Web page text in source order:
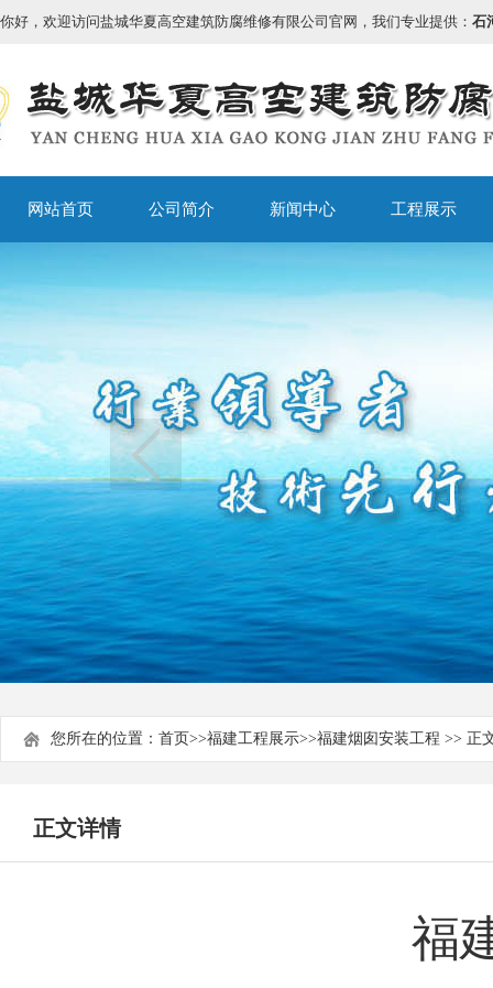
你好，欢迎访问盐城华夏高空建筑防腐维修有限公司官网，我们专业提供： 石
网站首页 公司简介 新闻中心 工程展示
您所在的位置： 首页>>福建工程展示>>福建烟囱安装工程 >> 正
正文详情
福